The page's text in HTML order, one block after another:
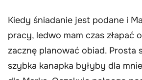
Kiedy śniadanie jest podane i
pracy, ledwo mam czas złapać
zacznę planować obiad. Prosta
szybka kanapka byłyby dla